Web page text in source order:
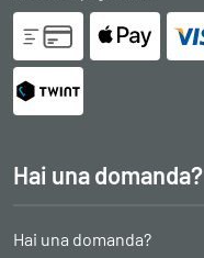
Hai una domanda?
Hai una domanda?